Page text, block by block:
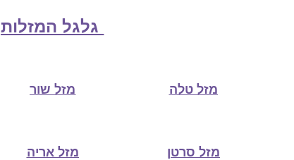
גלגל המזלות
מזל טלה מזל שור
מזל סרטן מזל אריה